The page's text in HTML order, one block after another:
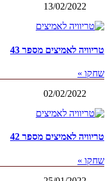
13/02/2022
טריוויה לאמיצים מספר 43
שחקו »
02/02/2022
טריוויה לאמיצים מספר 42
שחקו »